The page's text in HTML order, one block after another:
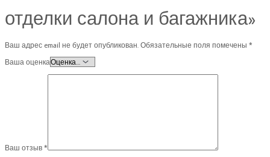
отделки салона и багажника»
Ваш адрес email не будет опубликован. Обязательные поля помечены *
Ваша оценка
Ваш отзыв *